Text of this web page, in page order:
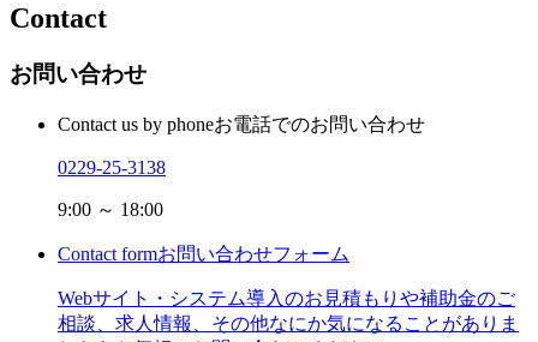
Contact
お問い合わせ
Contact us by phoneお電話でのお問い合わせ
0229-25-3138
9:00 ～ 18:00
Contact formお問い合わせフォーム
Webサイト・システム導入のお見積もりや補助金のご
相談、求人情報、その他なにか気になることがありま